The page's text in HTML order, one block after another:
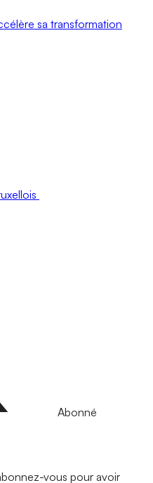
sa transformation
Abonné
vous pour avoir